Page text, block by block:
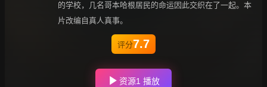
的学校，几名哥本哈根居民的命运因此交织在了一起。本
片改编自真人真事。
评分7.7
资源1 播放